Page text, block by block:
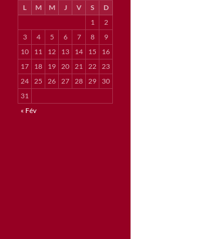
L M M J V S
D
1
2
3
4 5 6 7 8
9
10
11 12 13 14 15
16
17
18 19 20 21 22 23
24 25 26 27 28 29
30
31
« Fév